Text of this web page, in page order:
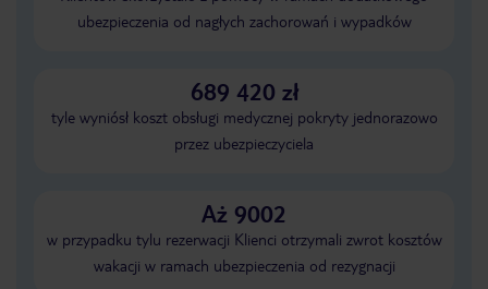
ubezpieczenia od nagłych zachorowań i wypadków
689 420 zł
tyle wyniósł koszt obsługi medycznej pokryty jednorazowo
przez ubezpieczyciela
Aż 9002
w przypadku tylu rezerwacji Klienci otrzymali zwrot kosztów
wakacji w ramach ubezpieczenia od rezygnacji